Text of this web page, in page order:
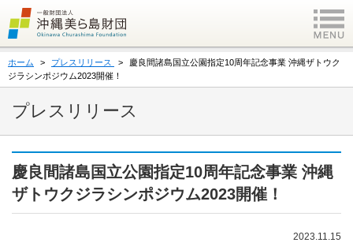
ホーム プレスリリース
慶良間諸島国立公園指定10周年記念事業 沖縄ザトウク
ジラシンポジウム2023開催！
プレスリリース
慶良間諸島国立公園指定10周年記念事業 沖縄
ザトウクジラシンポジウム2023開催！
2023.11.15